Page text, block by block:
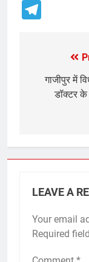
गाजीपुर में
डॉक्टर के
LEAVE A
Your email
Required